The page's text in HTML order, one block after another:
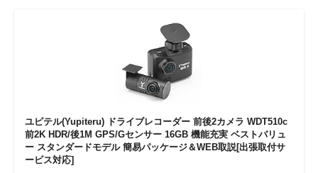
ユピテル(Yupiteru) ドライブレコーダー 前後2カメラ WDT510c
前2K HDR/後1M GPS/Gセンサー 16GB 機能充実 ベストバリュ
ー スタンダードモデル 簡易パッケージ＆WEB取説[出張取付サ
ービス対応]